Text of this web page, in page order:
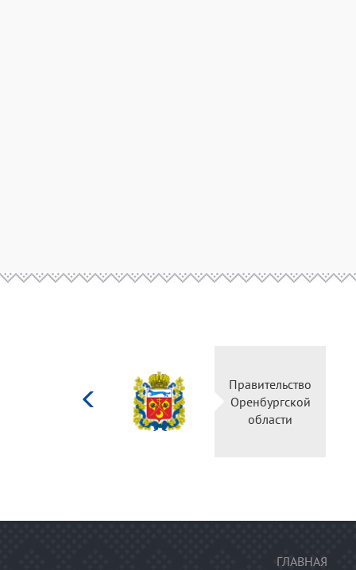
Правительство
Оренбургской
области
ГЛАВНАЯ